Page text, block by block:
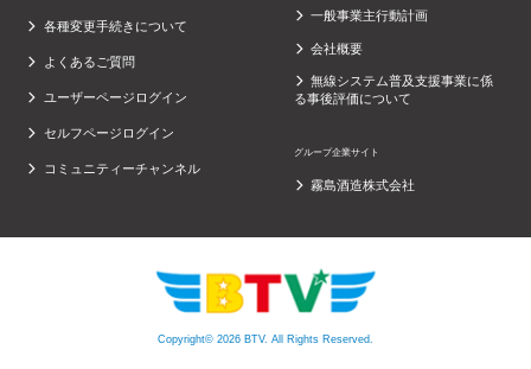
各種変更手続きについて
よくあるご質問
ユーザーページログイン
セルフページログイン
コミュニティーチャンネル
一般事業主行動計画
会社概要
無線システム普及支援事業に係
る事後評価について
グループ企業サイト
霧島酒造株式会社
Copyright© 2026 BTV. All Rights Reserved.